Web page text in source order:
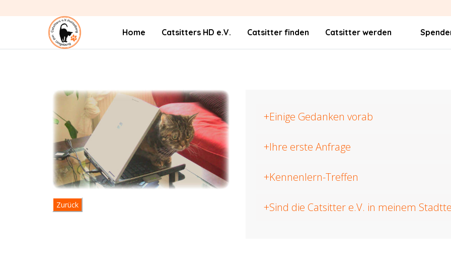
Home Catsitters HD e.V. Catsitter finden Catsitter werden
Einige Gedanken vorab
Ihre erste Anfrage
Kennenlern-Treffen
Sind die Catsitter e.V. in meinem